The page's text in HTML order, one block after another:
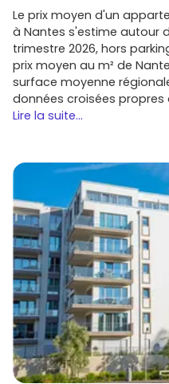
régionaux. À surveiller
NexityetBouygues
souvent bien situées
Stradim
: acteur
dans le Grand Est
prestations.
Pierres & Territoires
Denis: résidences
et investisseurs.
Vinci Immobilierou
périodes) :
les secteurs attractifs.
Pour repérer les
profiter des meilleurs lots
jardins), parcours
dans le neuf.
Tendances du
font la différence
Le prix moyen d'un
à Nantes s'estime autour
trimestre 2026, hors
prix moyen au m² de
surface moyenne
données croisées
Lire la suite...